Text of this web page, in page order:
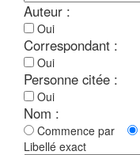
Auteur :
Oui
Correspondant :
Oui
Personne citée :
Oui
Nom :
Commence par
Libellé exact